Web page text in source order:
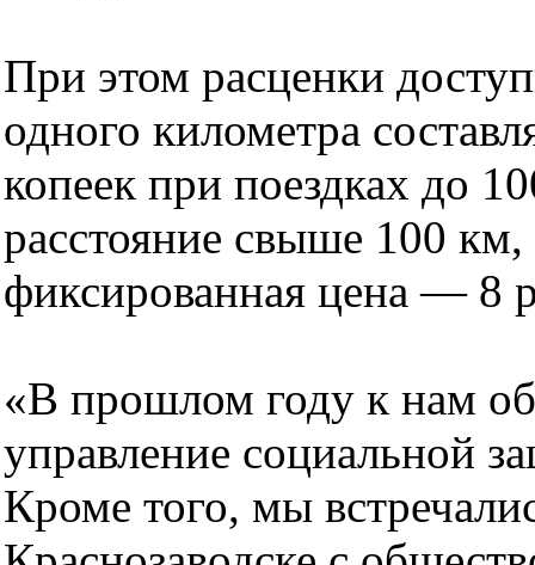
При этом расценки
одного километра
копеек при поездках до
расстояние свыше 100 км,
фиксированная цена — 8
«В прошлом году к нам
управление социальной
Кроме того, мы